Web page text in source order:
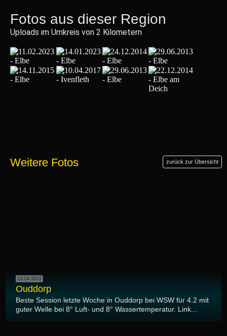
Fotos aus dieser Region
Uploads im Umkreis von 2 Kilometern
Weitere Fotos zurück zur Übersicht
13.04.2023
Ouddorp
Beste Session letzte Woche in Ouddorp bei WSW für 4.2 mit
guter Welle bei 8° Luft- und 8° Wassertemperatur. Link...